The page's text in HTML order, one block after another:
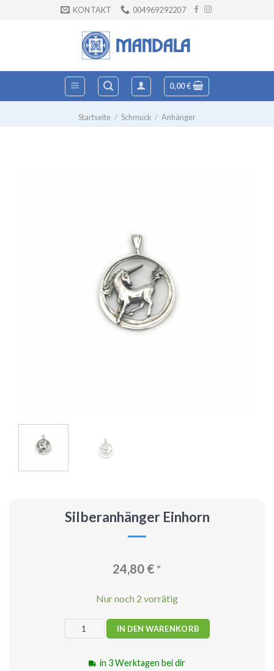
KONTAKT 004969292207
0,00€
Startseite / Schmuck / Anhänger
Silberanhänger Einhorn
24,80 €*
Nur noch 2 vorrätig
Silberanhänger Einhorn Menge
IN DEN WARENKORB
in 3 Werktagen bei dir